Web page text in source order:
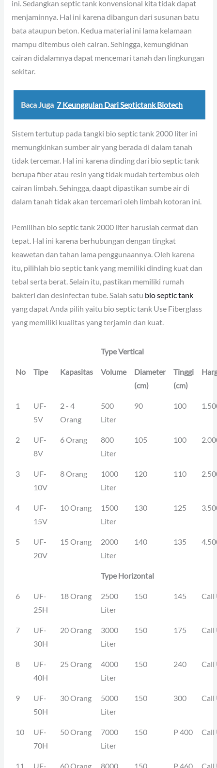
ini. Sedangkan septic tank konvensional kita tidak dapat
menjaminnya. Hal ini karena dibangun dari susunan batu
bata ataupun beton. Kedua material ini lama kelamaan
mampu ditembus oleh cairan. Sehingga, kemungkinan
cairan didalamnya dapat mencemari tanah dan lingkungan
sekitar.
Baca Juga 7 Keunggulan Dari Septictank Biotech
Sistem tertutup pada tangki bio septic tank 2000 liter ini
memungkinkan sumber air yang berada di dalam tanah
tidak tercemar. Hal ini karena dinding dari bio septic tank
berupa fiber atau resin yang tidak mudah tertembus oleh
cairan limbah. Sehingga, daapt dipastikan sumbe air di
dalam tanah tidak akan tercemari oleh limbah kotoran ini.
Pemilihan bio septic tank 2000 liter haruslah cermat dan
tepat. Hal ini karena berhubungan dengan tingkat
keawetan dan tahan lama penggunaannya. Oleh karena
itu, pilihlah bio septic tank yang memiliki dinding kuat dan
tebal serta berat. Selain itu, pastikan memiliki rumah
bakteri dan desinfectan tube. Salah satu bio septic tank
yang dapat Anda pilih yaitu bio septic tank Use Fiberglass
yang memiliki kualitas yang terjamin dan kuat.
Type Vertical
No Tipe Kapasitas Volume
Diameter
(cm)
Tinggi
(cm)
1
UF-
5V
2 - 4
Orang
500
Liter
90 100
2
UF-
8V
6 Orang
800
Liter
105 100
3
UF-
10V
8 Orang
1000
Liter
120 110
4
UF-
15V
10 Orang
1500
Liter
130 125
5
UF-
20V
15 Orang
2000
Liter
140 135
Type Horizontal
6
UF-
25H
18 Orang
2500
Liter
150 145 Call
7
UF-
30H
20 Orang
3000
Liter
150 175 Call
8
UF-
40H
25 Orang
4000
Liter
150 240 Call
9
UF-
50H
30 Orang
5000
Liter
150 300 Call
10
UF-
70H
50 Orang
7000
Liter
150 P 400 Call
11 UF- 60 Orang 8000 150 P 460 Call